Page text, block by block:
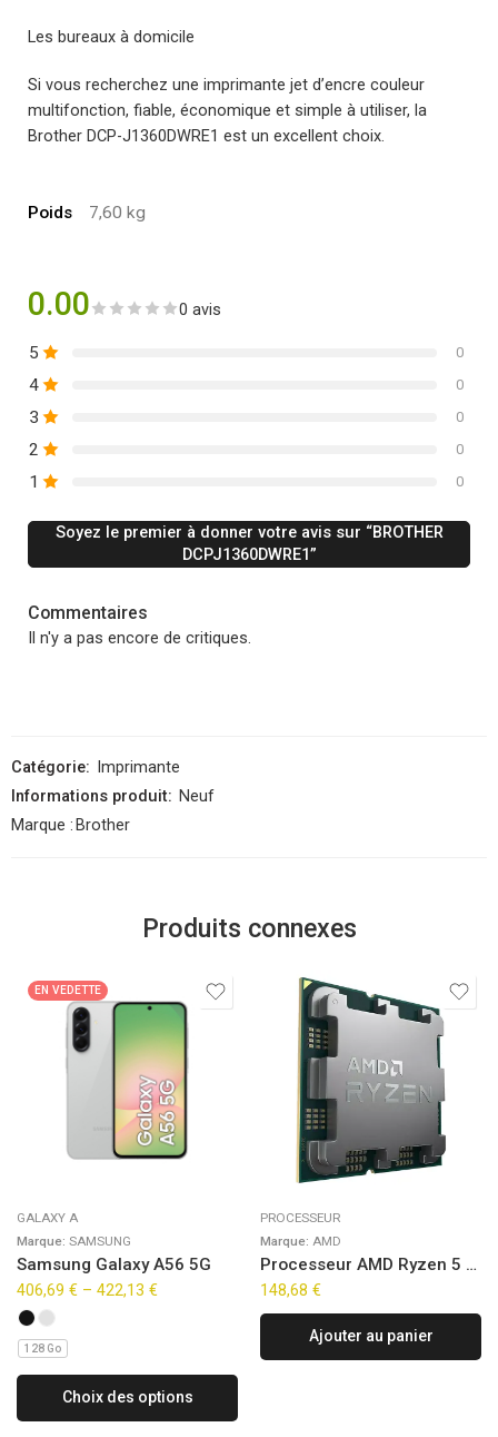
Les bureaux à domicile
Si vous recherchez une imprimante jet d’encre couleur
multifonction, fiable, économique et simple à utiliser, la
Brother DCP-J1360DWRE1 est un excellent choix.
Poids 7,60 kg
0.00 0 avis
5 0
4 0
3 0
2 0
1 0
Soyez le premier à donner votre avis sur “BROTHER
DCPJ1360DWRE1”
Commentaires
Il n'y a pas encore de critiques.
Catégorie:
Imprimante
Informations produit: Neuf
Marque : Brother
Produits connexes
EN VEDETTE
GALAXY A
Marque: SAMSUNG
Samsung Galaxy A56 5G
406,69 € – 422,13 €
128 Go
Choix des options
PROCESSEUR
Marque: AMD
Processeur AMD Ryzen 5 8400F (4,7Ghz) AM5 – Sans iGPU Version OEM (Tray)
148,68 €
Ajouter au panier